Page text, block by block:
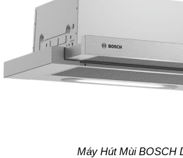
Máy Hút Mùi BOSCH